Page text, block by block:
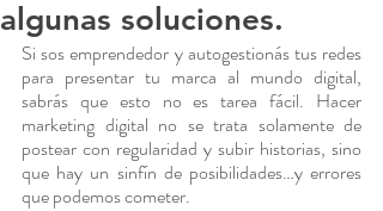
algunas soluciones.
Si sos emprendedor y autogestionás tus redes
para presentar tu marca al mundo digital,
sabrás que esto no es tarea fácil. Hacer
marketing digital no se trata solamente de
postear con regularidad y subir historias, sino
que hay un sinfín de posibilidades…y errores
que podemos cometer.